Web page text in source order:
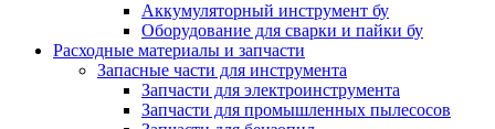
Аккумуляторный инструмент бу
Оборудование для сварки и пайки бу
Расходные материалы и запчасти
Запасные части для инструмента
Запчасти для электроинструмента
Запчасти для промышленных пылесосов